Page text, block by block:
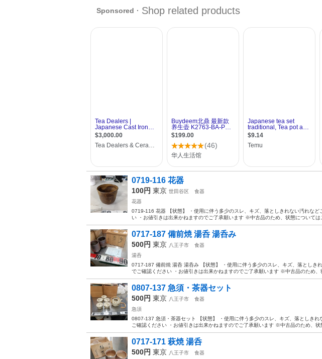
0719-116 花器
100円 東京 世田谷区
食器
花器
0719-116 花器 【状態】 ・使用に伴う多少のスレ、キズ、落としきれない汚れなど
い ・お値引きは出来かねますのでご了承願います ※中古品のため、状態については
0717-187 備前焼 湯呑 湯呑み
500円 東京 八王子市
食器
湯呑
0717-187 備前焼 湯呑 湯呑み 【状態】 ・使用に伴う多少のスレ、キズ、落としき
でご確認ください ・お値引きは出来かねますのでご了承願います ※中古品のため、
0807-137 急須・茶器セット
500円 東京 八王子市
食器
急須
0807-137 急須・茶器セット 【状態】 ・使用に伴う多少のスレ、キズ、落としきれ
ご確認ください ・お値引きは出来かねますのでご了承願います ※中古品のため、状
0717-171 萩焼 湯呑
500円 東京 八王子市
食器